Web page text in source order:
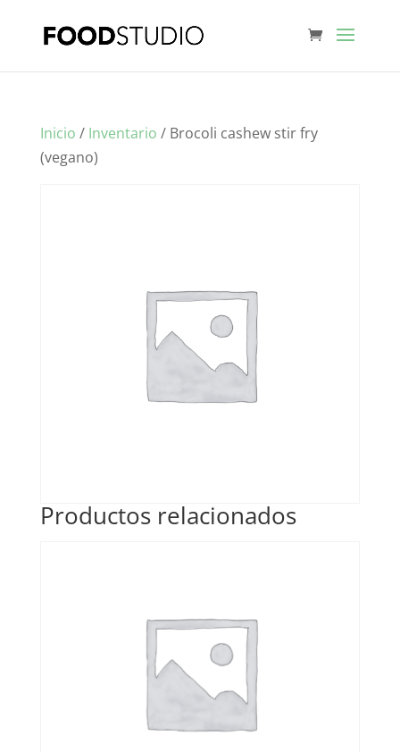
Inicio / Inventario / Brocoli cashew stir fry
(vegano)
Productos relacionados